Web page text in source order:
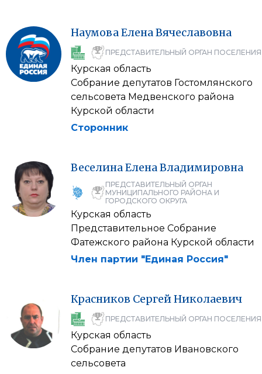
НаумоваЕленаВячеславовна
ПРЕДСТАВИТЕЛЬНЫЙ ОРГАН ПОСЕЛЕНИЯ
Курская область
Собрание депутатов Гостомлянского
сельсовета Медвенского района
Курской области
Сторонник
ВеселинаЕленаВладимировна
ПРЕДСТАВИТЕЛЬНЫЙ ОРГАН
МУНИЦИПАЛЬНОГО РАЙОНА И
ГОРОДСКОГО ОКРУГА
Курская область
Представительное Собрание
Фатежского района Курской области
Член партии "Единая Россия"
Красников СергейНиколаевич
ПРЕДСТАВИТЕЛЬНЫЙ ОРГАН ПОСЕЛЕНИЯ
Курская область
Собрание депутатов Ивановского
сельсовета